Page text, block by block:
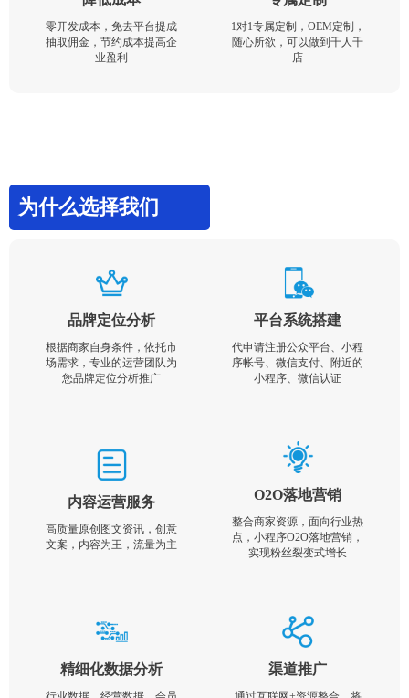
零开发成本，免去平台提成
抽取佣金，节约成本提高企
业盈利
1对1专属定制，OEM定制，
随心所欲，可以做到千人千
店
为什么选择我们
品牌定位分析
根据商家自身条件，依托市
场需求，专业的运营团队为
您品牌定位分析推广
平台系统搭建
代申请注册公众平台、小程
序帐号、微信支付、附近的
小程序、微信认证
内容运营服务
高质量原创图文资讯，创意
文案，内容为王，流量为主
O2O落地营销
整合商家资源，面向行业热
点，小程序O2O落地营销，
实现粉丝裂变式增长
精细化数据分析 渠道推广